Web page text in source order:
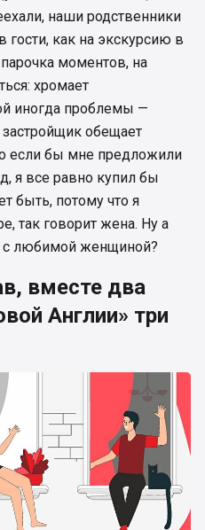
наши родственники
гости, как на экскурсию в
моментов, на
хромает
иногда проблемы —
обещает
если бы мне предложили
я все равно купил бы
быть, потому что я
так говорит жена. Ну а
с любимой женщиной?
вместе два
Англии» три